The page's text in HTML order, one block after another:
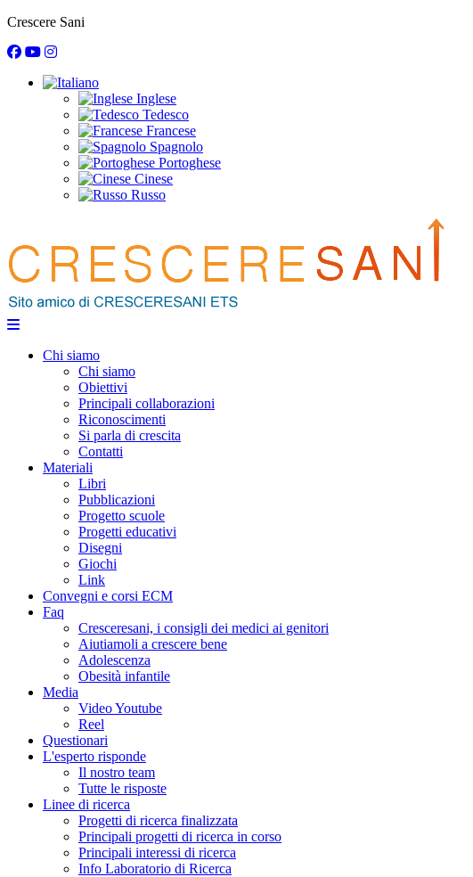
Crescere Sani
Inglese
Tedesco
Francese
Spagnolo
Portoghese
Cinese
Russo
Chi siamo
Chi siamo
Obiettivi
Principali collaborazioni
Riconoscimenti
Si parla di crescita
Contatti
Materiali
Libri
Pubblicazioni
Progetto scuole
Progetti educativi
Disegni
Giochi
Link
Convegni e corsi ECM
Faq
Cresceresani, i consigli dei medici ai genitori
Aiutiamoli a crescere bene
Adolescenza
Obesità infantile
Media
Video Youtube
Reel
Questionari
L'esperto risponde
Il nostro team
Tutte le risposte
Linee di ricerca
Progetti di ricerca finalizzata
Principali progetti di ricerca in corso
Principali interessi di ricerca
Info Laboratorio di Ricerca